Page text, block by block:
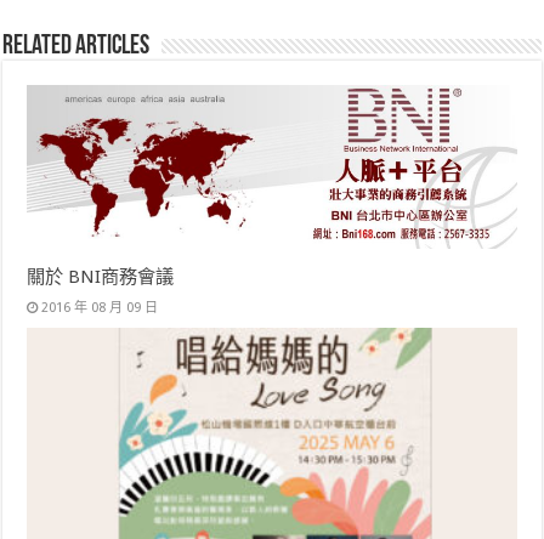
Related Articles
關於 BNI商務會議
2016 年 08 月 09 日